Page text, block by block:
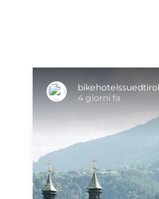
bikehotelssuedtirol
4 giorni fa